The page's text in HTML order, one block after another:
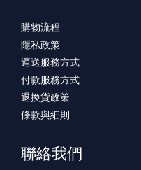
購物流程
隱私政策
運送服務方式
付款服務方式
退換貨政策
條款與細則
聯絡我們